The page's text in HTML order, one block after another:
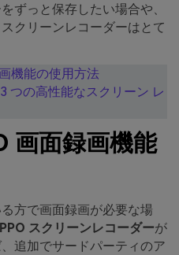
ずっと保存したい場合や、
クリーンレコーダーはとて
機能の使用方法
つの高性能なスクリーン レ
画面録画機能
方で画面録画が必要な場
スクリーンレコーダーが
追加でサードパーティのア